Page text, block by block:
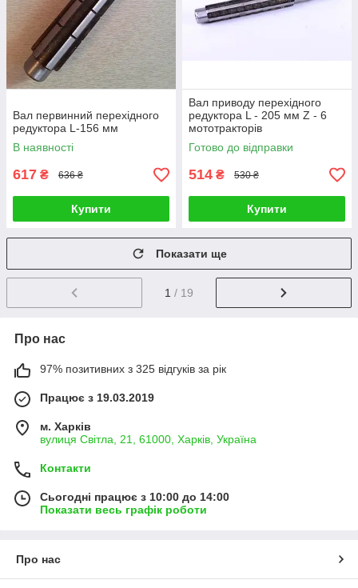
Вал первинний перехідного
редуктора L-156 мм
В наявності
617 ₴ 636 ₴
Купити
Вал приводу перехідного
редуктора L - 205 мм Z - 6
мототракторів
Готово до відправки
514 ₴ 530 ₴
Купити
Показати ще
1 / 19
Про нас
97% позитивних з 325 відгуків за рік
Працює з 19.03.2019
м. Харків
вулиця Світла, 21, 61000, Харків, Україна
Контакти
Сьогодні працює з 10:00 до 14:00
Показати весь графік роботи
Про нас